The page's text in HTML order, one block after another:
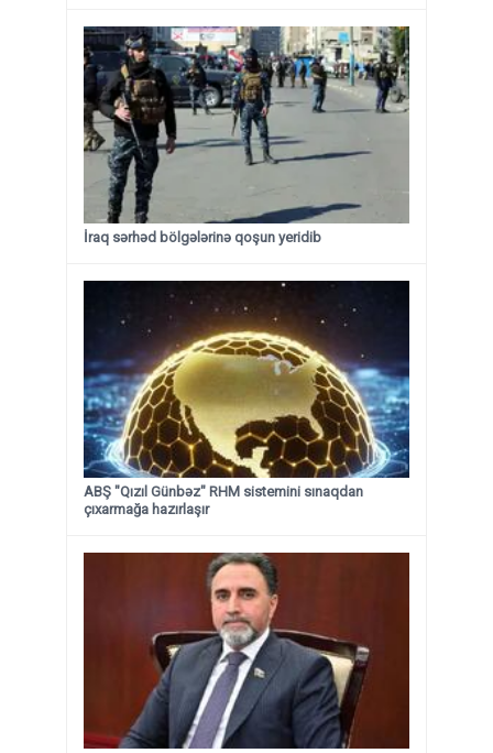
İraq sərhəd bölgələrinə qoşun yeridib
ABŞ "Qızıl Günbəz" RHM sistemini sınaqdan
çıxarmağa hazırlaşır